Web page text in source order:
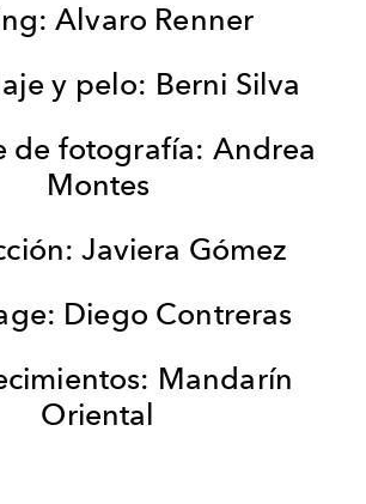
Alvaro Renner
y pelo: Berni Silva
de fotografía: Andrea
Montes
Javiera Gómez
Diego Contreras
Mandarín
Oriental